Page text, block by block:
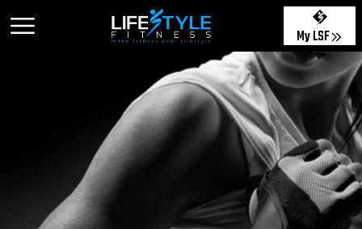
My LSF